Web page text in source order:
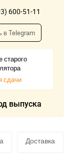
600-51-11
в Telegram
старого
сдачи
выпуска
Доставка